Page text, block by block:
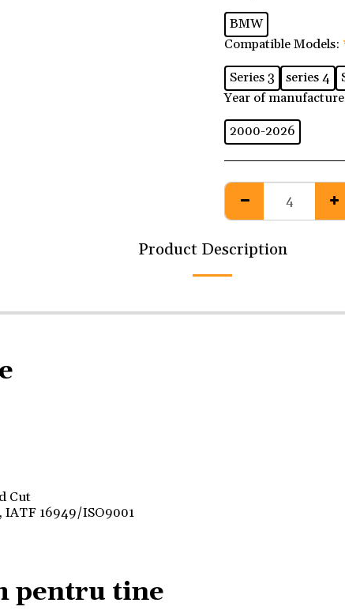
BMW
Compatible Models:
Series 3
series 4
Year of
2000-2026
Product Description
Cut
IATF 16949/ISO9001
pentru tine